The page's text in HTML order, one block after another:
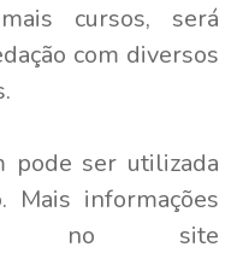
cursos, será
com diversos
pode ser utilizada
Mais informações
no site